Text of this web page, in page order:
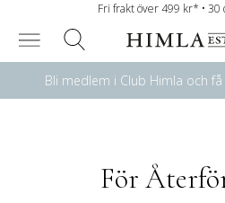
Fri frakt över 499 kr* • 30
Bli medlem i Club Himla och
För